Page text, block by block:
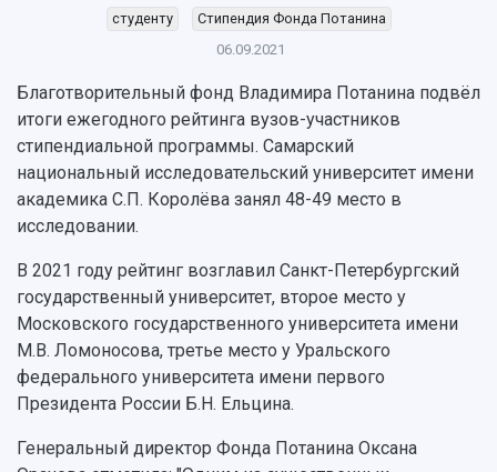
История
Руководство
Наблюдательный совет
Попечительский совет
Ученый совет
Ректорат
Кадровый резерв
Персоналии
Сотрудники и преподаватели
Заслуженные деятели
Структура университета
Институты и факультеты
Главные новости
События
СМИ об университете
Пресс-центр
Газета "Полет"
Мы в соцсетях
Мультимедиа
Подкасты
Просветительский проект "Одержимы
Почему я выбираю Самарский университет?
Магистратура
Аспирантура
Формы обучения
Учебные планы
Дополнительное образование
Образовательные программы
Профессорско-преподавательский состав
Расписание занятий
Стипендии
Основные научные направления
Научные школы и ведущие научные коллективы
Подготовка научных кадров
Конкурс на замещение должностей научных
работников
Научно-технический совет
Научные проекты и темы
Аспирантура и докторантура
Справочные материалы
Научная инфраструктура
Научно-исследовательские подразделения
исследовательской деятельностью
студенту
Стипендия Фонда Потанина
06.09.2021
Благотворительный фонд Владимира Потанина подвёл
итоги ежегодного рейтинга вузов-участников
стипендиальной программы. Самарский
национальный исследовательский университет имени
академика С.П. Королёва занял 48-49 место в
исследовании.
В 2021 году рейтинг возглавил Санкт-Петербургский
государственный университет, второе место у
Московского государственного университета имени
М.В. Ломоносова, третье место у Уральского
федерального университета имени первого
Президента России Б.Н. Ельцина.
Генеральный директор Фонда Потанина Оксана